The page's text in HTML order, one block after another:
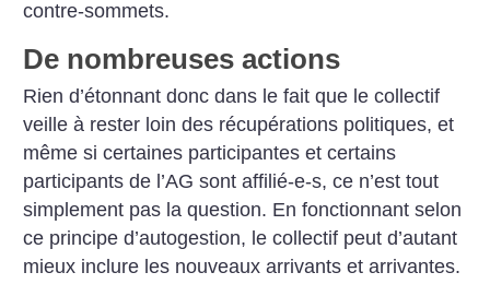
contre-sommets.
De nombreuses actions
Rien d’étonnant donc dans le fait que le collectif
veille à rester loin des récupérations politiques, et
même si certaines participantes et certains
participants de l’AG sont affilié-e-s, ce n’est tout
simplement pas la question. En fonctionnant selon
ce principe d’autogestion, le collectif peut d’autant
mieux inclure les nouveaux arrivants et arrivantes.